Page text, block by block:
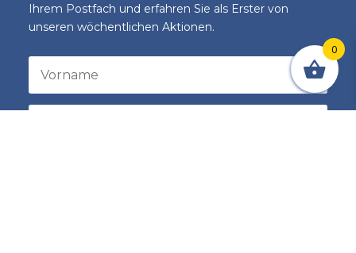
Ihrem Postfach und erfahren Sie als Erster von
unseren wöchentlichen Aktionen.
0